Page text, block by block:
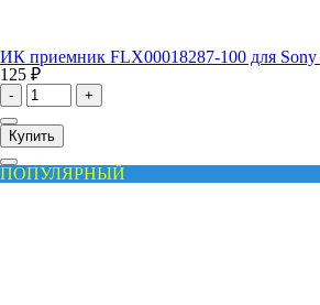
ИК приемник FLX00018287-100 для
125 ₽
- +
Купить
ПОПУЛЯРНЫЙ